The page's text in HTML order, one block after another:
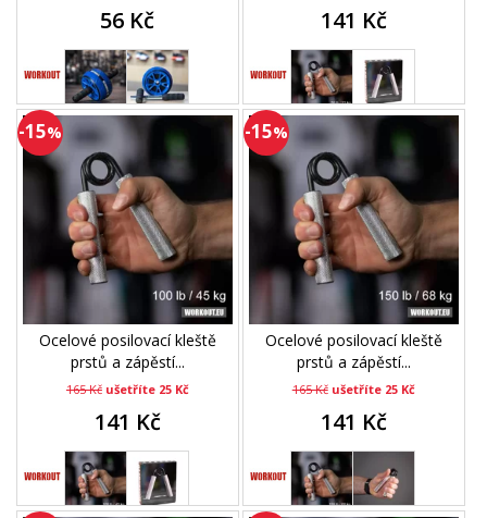
56 Kč 141 Kč
-15%
Ocelové posilovací kleště
prstů a zápěstí...
165 Kč ušetříte 25 Kč
141 Kč
-15%
Ocelové posilovací kleště
prstů a zápěstí...
165 Kč ušetříte 25 Kč
141 Kč